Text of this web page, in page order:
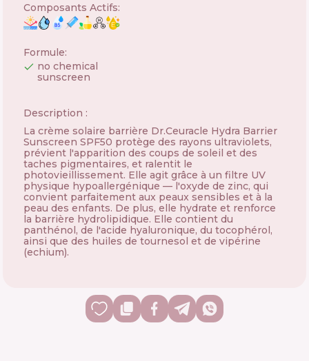
Composants Actifs:
Formule:
no chemical
sunscreen
Description :
La crème solaire barrière Dr.Ceuracle Hydra Barrier
Sunscreen SPF50 protège des rayons ultraviolets,
prévient l'apparition des coups de soleil et des
taches pigmentaires, et ralentit le
photovieillissement. Elle agit grâce à un filtre UV
physique hypoallergénique — l'oxyde de zinc, qui
convient parfaitement aux peaux sensibles et à la
peau des enfants. De plus, elle hydrate et renforce
la barrière hydrolipidique. Elle contient du
panthénol, de l'acide hyaluronique, du tocophérol,
ainsi que des huiles de tournesol et de vipérine
(echium).